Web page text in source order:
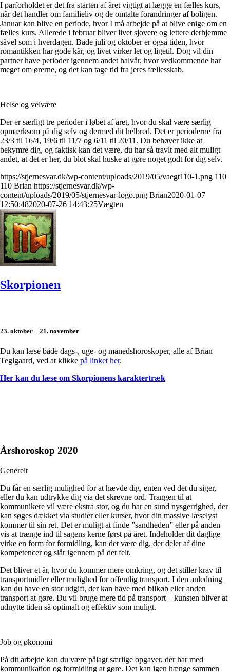
I parforholdet er det fra starten af året vigtigt at lægge en fælles kurs,
når det handler om familieliv og de omtalte forandringer af boligen.
Januar kan blive en periode, hvor I må arbejde på at blive enige om en
fælles kurs. Allerede i februar bliver livet sjovere og lettere derhjemme
såvel som i hverdagen. Både juli og oktober er også tiden, hvor
romantikken har gode kår, og livet virker let og ligetil. Dog vil din
partner have perioder igennem andet halvår, hvor vedkommende har
meget om ørerne, og det kan tage tid fra jeres fællesskab.
Helse og velvære
Der er særligt tre perioder i løbet af året, hvor du skal være særlig
opmærksom på dig selv og dermed dit helbred. Det er perioderne fra
23/3 til 16/4, 19/6 til 11/7 og 6/11 til 20/11. Du behøver ikke at
bekymre dig, og faktisk kan det være, du har så travlt med alt muligt
andet, at det er her, du blot skal huske at gøre noget godt for dig selv.
https://stjernesvar.dk/wp-content/uploads/2019/05/vaegt110-1.png 110
110 Brian https://stjernesvar.dk/wp-
content/uploads/2019/05/stjernesvar-logo.png Brian2020-01-07
12:50:482020-07-26 14:43:25Vægten
Skorpionen
23. oktober – 21. november
Du kan læse både dags-, uge- og månedshoroskoper, alle af Brian
Teglgaard, ved at klikke på linket her.
Her kan du læse om Skorpionens karaktertræk
Årshoroskop 2020
Generelt
Du får en særlig mulighed for at hævde dig, enten ved det du siger,
eller du kan udtrykke dig via det skrevne ord. Trangen til at
kommunikere vil være ekstra stor, og du har en sund nysgerrighed, der
kan søges dækket via studier eller kurser, hvor din massive læselyst
kommer til sin ret. Det er muligt at finde ”sandheden” eller på anden
vis at trænge ind til sagens kerne først på året. Indeholder dit daglige
virke en form for formidling, kan det være dig, der deler af dine
kompetencer og slår igennem på det felt.
Det bliver et år, hvor du kommer mere omkring, og det stiller krav til
transportmidler eller mulighed for offentlig transport. I den anledning
kan du have en stor udgift, der kan have med bilkøb eller anden
transport at gøre. Du vil bruge mere tid på transport – kunsten bliver at
udnytte tiden så optimalt og effektiv som muligt.
Job og økonomi
På dit arbejde kan du være pålagt særlige opgaver, der har med
kommunikation og formidling at gøre. Det kan igen hænge sammen